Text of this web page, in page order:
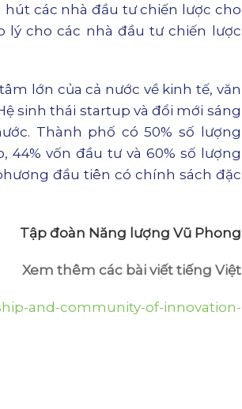
các nhà đầu tư chiến lược cho
lý cho các nhà đầu tư chiến lược
lớn của cả nước về kinh tế, văn
sinh thái startup và đổi mới sáng
Thành phố có 50% số lượng
vốn đầu tư và 60% số lượng
đầu tiên có chính sách đặc
Tập đoàn Năng lượng Vũ Phong
Xem thêm các bài viết tiếng Việt
and-community-of-innovation-